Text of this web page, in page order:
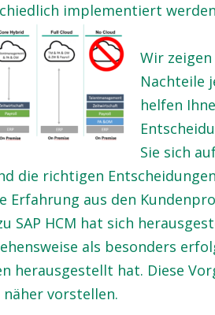
implementiert
Wir
Nachteile
helfen
Sie sich
die richtigen
Erfahrung aus den
SAP HCM hat sich
als besonders
herausgestellt hat. Diese
vorstellen.